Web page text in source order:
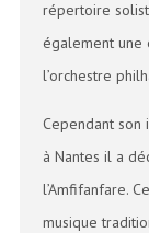
répertoire
également une
l’orchestre
Cependant son
à Nantes il a
l’Amfifanfare.
musique